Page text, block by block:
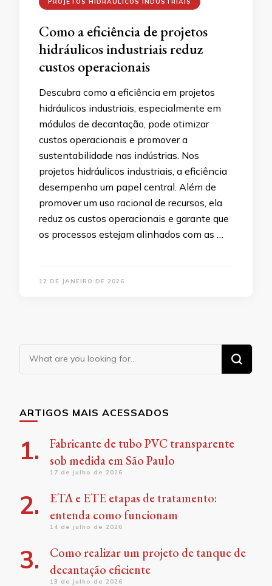
Como a eficiência de projetos
hidráulicos industriais reduz
custos operacionais
Descubra como a eficiência em projetos
hidráulicos industriais, especialmente em
módulos de decantação, pode otimizar
custos operacionais e promover a
sustentabilidade nas indústrias. Nos
projetos hidráulicos industriais, a eficiência
desempenha um papel central. Além de
promover um uso racional de recursos, ela
reduz os custos operacionais e garante que
os processos estejam alinhados com as …
12 DE JANEIRO DE 2026
Looking
for
ARTIGOS MAIS ACESSADOS
Fabricante de tubo PVC transparente
sob medida em São Paulo
17 de julho de 2026
ETA e ETE etapas de tratamento:
entenda como funcionam
14 de julho de 2026
Como realizar um projeto de tanque de
decantação eficiente
13 de julho de 2026